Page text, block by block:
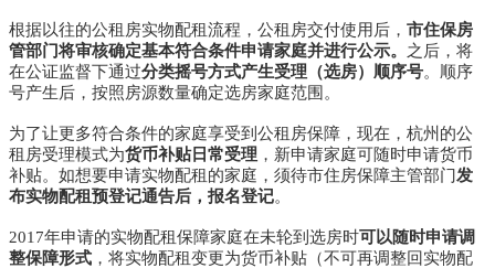
根据以往的公租房实物配租流程，公租房交付使用后， 市住保房
管部门将审核确定基本符合条件申请家庭并进行公示。 之后，将
在公证监督下通过分类摇号方式产生受理（选房）顺序号。顺序
号产生后，按照房源数量确定选房家庭范围。
为了让更多符合条件的家庭享受到公租房保障，现在，杭州的公
租房受理模式为货币补贴日常受理 ，新申请家庭可随时申请货币
补贴。如想要申请实物配租的家庭，须待市住房保障主管部门 发
布实物配租预登记通告后，报名登记。
2017年申请的实物配租保障家庭在未轮到选房时可以随时申请调
整保障形式 ，将实物配租变更为货币补贴（不可再调整回实物配